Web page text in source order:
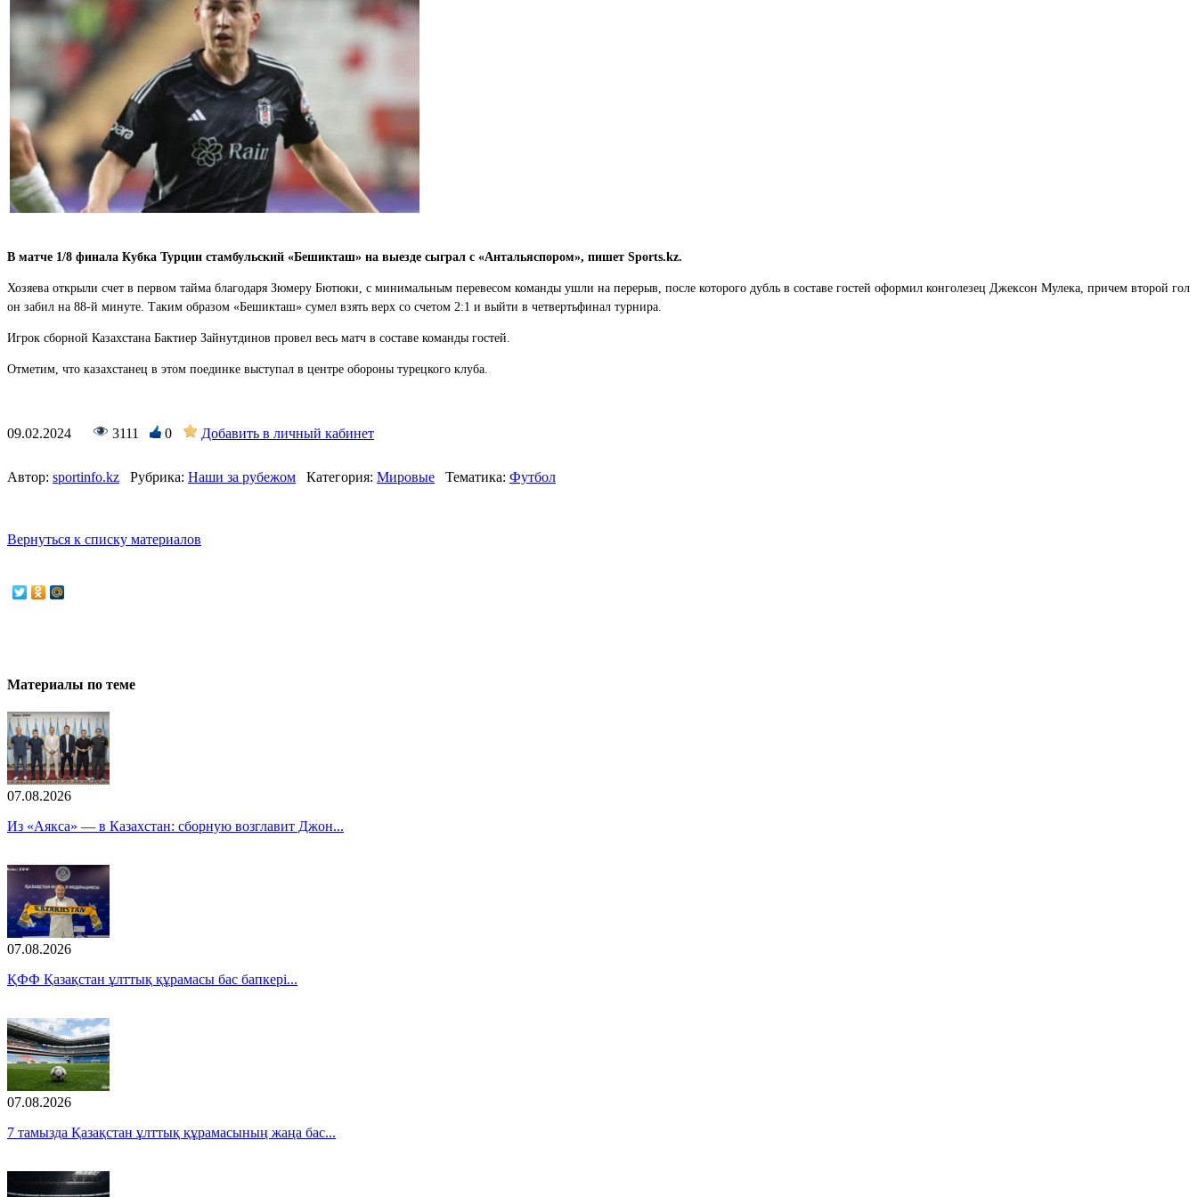
В матче 1/8 финала Кубка Турции стамбульский «Бешикташ» на выезде сыграл с «Антальяспором», пишет Sports.kz.
Хозяева открыли счет в первом тайма благодаря Зюмеру Бютюки, с минимальным перевесом команды ушли на перерыв, после которого дубль в составе гостей оформил конголезец Джексон Мулека, причем второй гол
он забил на 88-й минуте. Таким образом «Бешикташ» сумел взять верх со счетом 2:1 и выйти в четвертьфинал турнира.
Игрок сборной Казахстана Бактиер Зайнутдинов провел весь матч в составе команды гостей.
Отметим, что казахстанец в этом поединке выступал в центре обороны турецкого клуба.
09.02.2024 3111 0 Добавить в личный кабинет
Автор: sportinfo.kz Рубрика: Наши за рубежом Категория: Мировые Тематика: Футбол
Вернуться к списку материалов
Материалы по теме
07.08.2026
Из «Аякса» — в Казахстан: сборную возглавит Джон...
07.08.2026
ҚФФ Қазақстан ұлттық құрамасы бас бапкері...
07.08.2026
7 тамызда Қазақстан ұлттық құрамасының жаңа бас...